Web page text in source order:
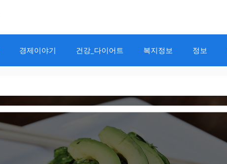
경제이야기 건강_다이어트 복지정보 정보